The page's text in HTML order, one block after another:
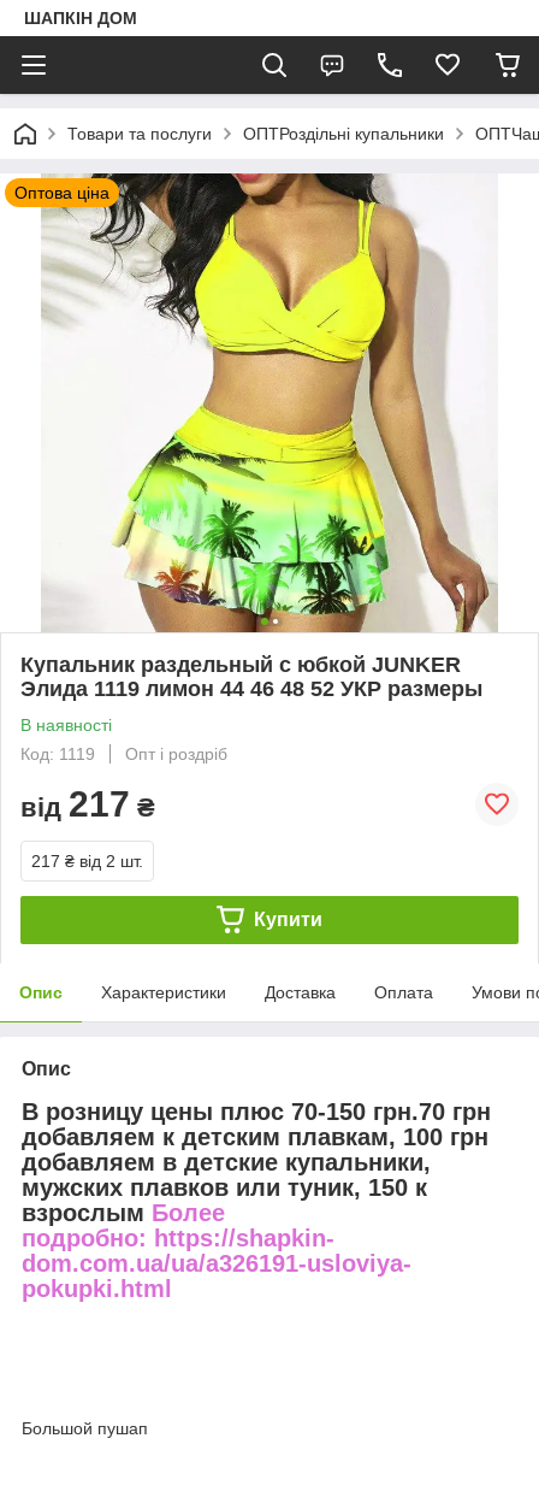
ШАПКIН ДОМ
Товари та послуги ОПТРоздільні купальники
Оптова ціна
Купальник раздельный с юбкой JUNKER
Элида 1119 лимон 44 46 48 52 УКР размеры
В наявності
Код: 1119
Опт і роздріб
від 217 ₴
217 ₴ від 2 шт.
Купити
Опис Характеристики Доставка Оплата Умови
Опис
В розницу цены плюс 70-150 грн.70 грн
добавляем к детским плавкам, 100 грн
добавляем в детские купальники,
мужских плавков или туник, 150 к
взрослым Более
подробно: https://shapkin-
dom.com.ua/ua/a326191-usloviya-
pokupki.html
Большой пушап